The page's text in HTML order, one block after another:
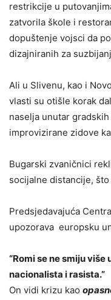
restrikcije u
zatvorila škole i
dopuštenje vojsci da
dizajniranih za
Ali u Slivenu, kao i
vlasti su otišle korak
naselja unutar
improvizirane zidove
Bugarski zvaničnici
socijalne distancije,
Predsjedavajuća
upozorava europsku
“Romi se ne smiju
nacionalista i rasista.”
On vidi krizu kao